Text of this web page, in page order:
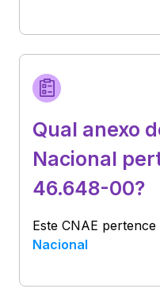
Qual anexo
Nacional
46.648-00?
Este CNAE pertence
Nacional